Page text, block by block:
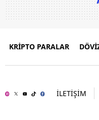
KRİPTO PARALAR
İLETİŞİM